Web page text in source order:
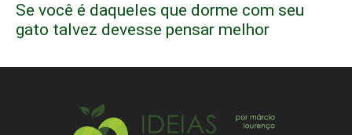
Se você é daqueles que dorme com seu
gato talvez devesse pensar melhor